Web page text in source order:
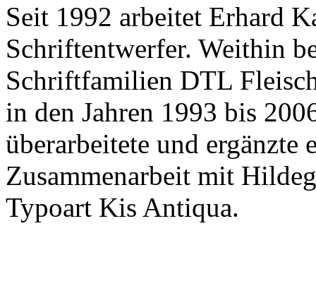
Seit 1992 arbeitet Erhard
Schriftentwerfer. Weithin
Schriftfamilien DTL
in den Jahren 1993 bis
überarbeitete und ergänzte
Zusammenarbeit mit
Typoart Kis Antiqua.